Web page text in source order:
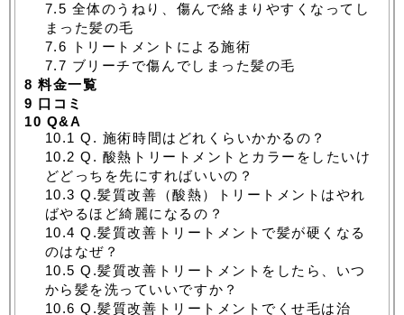
7.5 全体のうねり、傷んで絡まりやすくなってし
まった髪の毛
7.6 トリートメントによる施術
7.7 ブリーチで傷んでしまった髪の毛
8 料金一覧
9 口コミ
10 Q&A
10.1 Q. 施術時間はどれくらいかかるの？
10.2 Q. 酸熱トリートメントとカラーをしたいけ
どどっちを先にすればいいの？
10.3 Q.髪質改善（酸熱）トリートメントはやれ
ばやるほど綺麗になるの？
10.4 Q.髪質改善トリートメントで髪が硬くなる
のはなぜ？
10.5 Q.髪質改善トリートメントをしたら、いつ
から髪を洗っていいですか？
10.6 Q.髪質改善トリートメントでくせ毛は治